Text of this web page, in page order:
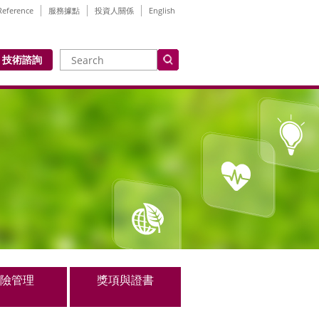
服務據點 投資人關係 English
技術諮詢
管理 獎項與證書